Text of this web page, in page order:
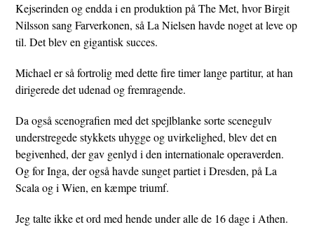
Kejserinden og endda i en produktion på The Met, hvor Birgit
Nilsson sang Farverkonen, så La Nielsen havde noget at leve op
til. Det blev en gigantisk succes.
Michael er så fortrolig med dette fire timer lange partitur, at han
dirigerede det udenad og fremragende.
Da også scenografien med det spejlblanke sorte scenegulv
understregede stykkets uhygge og uvirkelighed, blev det en
begivenhed, der gav genlyd i den internationale operaverden.
Og for Inga, der også havde sunget partiet i Dresden, på La
Scala og i Wien, en kæmpe triumf.
Jeg talte ikke et ord med hende under alle de 16 dage i Athen.